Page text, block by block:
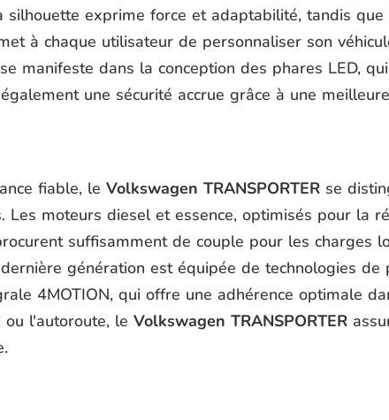
silhouette exprime force et adaptabilité, tandis
à chaque utilisateur de personnaliser son
manifeste dans la conception des phares LED,
une sécurité accrue grâce à une
fiable, le Volkswagen TRANSPORTER se
Les moteurs diesel et essence, optimisés pour la
suffisamment de couple pour les charges
génération est équipée de technologies de
4MOTION, qui offre une adhérence optimale
l'autoroute, le Volkswagen TRANSPORTER